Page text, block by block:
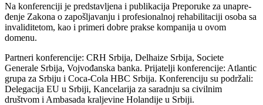
Na konferenciji je predstavljena i publikacija Preporuke za unapre­
đenje Zakona o zapošljavanju i profesionalnoj rehabilitaciji osoba sa
invaliditetom, kao i primeri dobre prakse kompanija u ovom
domenu.
Partneri konferencije: CRH Srbija, Delhaize Srbija, Societe
Generale Srbija, Vojvođanska banka. Prijatelji konferencije: Atlantic
grupa za Srbiju i Coca-Cola HBC Srbija. Konferenciju su podržali:
Delegacija EU u Srbiji, Kancelarija za saradnju sa civilnim
društvom i Ambasada kraljevine Holandije u Srbiji.